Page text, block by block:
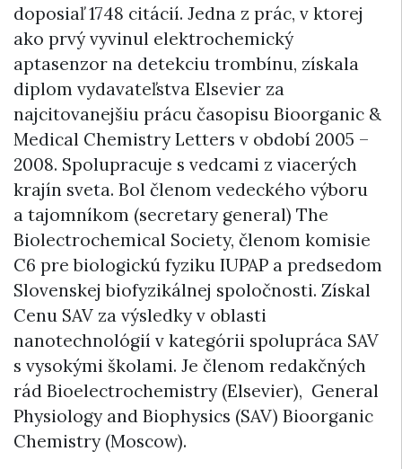
doposiaľ 1748 citácií. Jedna z prác, v ktorej
ako prvý vyvinul elektrochemický
aptasenzor na detekciu trombínu, získala
diplom vydavateľstva Elsevier za
najcitovanejšiu prácu časopisu Bioorganic &
Medical Chemistry Letters v období 2005 –
2008. Spolupracuje s vedcami z viacerých
krajín sveta. Bol členom vedeckého výboru
a tajomníkom (secretary general) The
Biolectrochemical Society, členom komisie
C6 pre biologickú fyziku IUPAP a predsedom
Slovenskej biofyzikálnej spoločnosti. Získal
Cenu SAV za výsledky v oblasti
nanotechnológií v kategórii spolupráca SAV
s vysokými školami. Je členom redakčných
rád Bioelectrochemistry (Elsevier), General
Physiology and Biophysics (SAV) Bioorganic
Chemistry (Moscow).